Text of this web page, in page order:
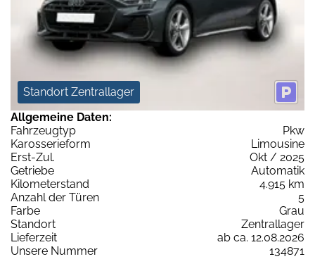
Standort Zentrallager
Allgemeine Daten:
Fahrzeugtyp
Pkw
Karosserieform
Limousine
Erst-Zul.
Okt / 2025
Getriebe
Automatik
Kilometerstand
4.915 km
Anzahl der Türen
5
Farbe
Grau
Standort
Zentrallager
Lieferzeit
ab ca. 12.08.2026
Unsere Nummer
134871